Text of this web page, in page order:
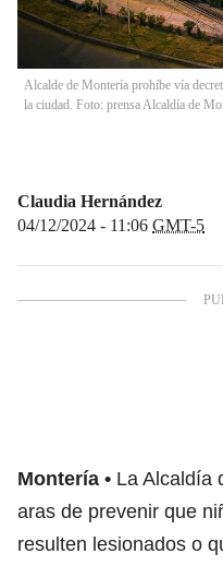
Alcalde de Montería prohíbe vía
la ciudad. Foto: prensa Alcaldía de
Claudia Hernández
04/12/2024 - 11:06 GMT-5
Montería
La Alcaldía
aras de prevenir que
resulten lesionados o